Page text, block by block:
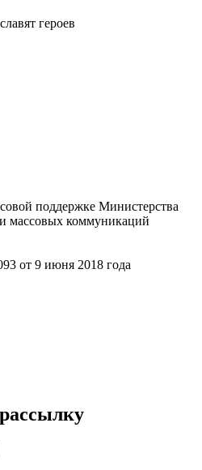
героев
поддержке Министерства
массовых коммуникаций
от 9 июня 2018 года